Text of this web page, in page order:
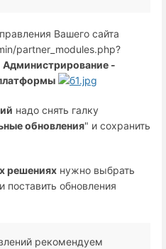
Вашего сайта
partner_modules.php?
Администрирование -
надо снять галку
обновления" и сохранить
решениях нужно выбрать
обновления
рекомендуем